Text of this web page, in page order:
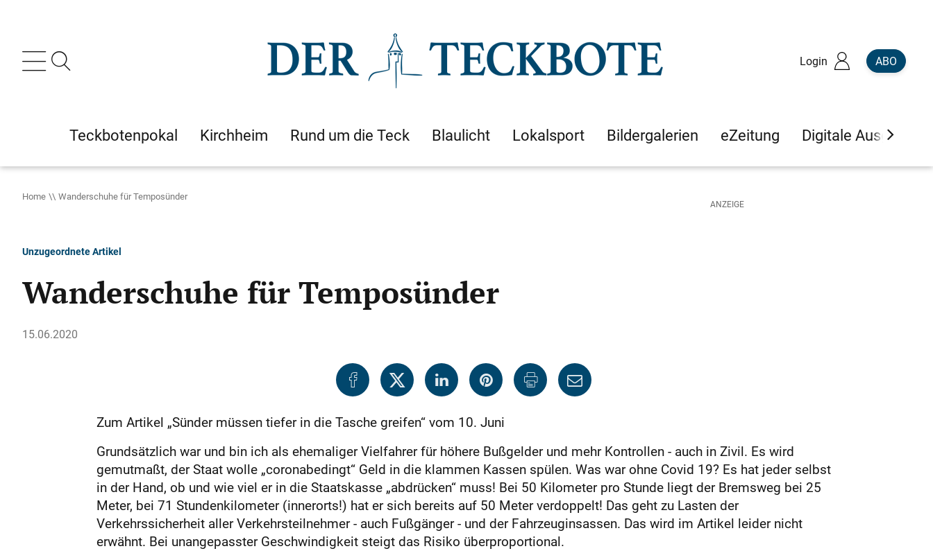
Login ABO
Teckbotenpokal Kirchheim Rund um die Teck Blaulicht Lokalsport Bildergalerien eZeitung Digitale Ausgaben
Home Wanderschuhe für Temposünder
Unzugeordnete Artikel
Wanderschuhe für Temposünder
15.06.2020
Zum Artikel „Sünder müssen tiefer in die Tasche greifen“ vom 10. Juni
Grundsätzlich war und bin ich als ehemaliger Vielfahrer für höhere Bußgelder und mehr Kontrollen - auch in Zivil. Es wird
gemutmaßt, der Staat wolle „coronabedingt“ Geld in die klammen Kassen spülen. Was war ohne Covid 19? Es hat jeder selbst
in der Hand, ob und wie viel er in die Staatskasse „abdrücken“ muss! Bei 50 Kilometer pro Stunde liegt der Bremsweg bei 25
Meter, bei 71 Stundenkilometer (innerorts!) hat er sich bereits auf 50 Meter verdoppelt! Das geht zu Lasten der
Verkehrssicherheit aller Verkehrsteilnehmer - auch Fußgänger - und der Fahrzeuginsassen. Das wird im Artikel leider nicht
erwähnt. Bei unangepasster Geschwindigkeit steigt das Risiko überproportional.